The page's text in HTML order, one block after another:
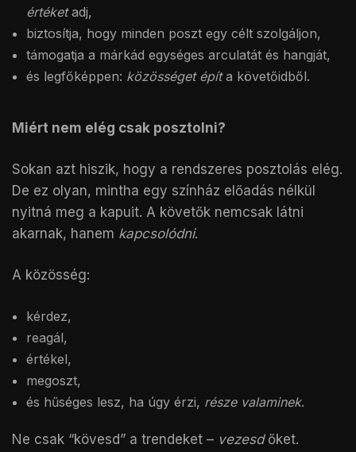
értéketadj,
biztosítja, hogy minden poszt egy célt szolgáljon,
támogatja a márkád egységes arculatát és hangját,
és legfőképpen: közösséget építa követőidből.
Miért nem elég csak posztolni?
Sokan azt hiszik, hogy a rendszeres posztolás elég.
De ez olyan, mintha egy színház előadás nélkül
nyitná meg a kapuit. A követők nemcsak látni
akarnak, hanem kapcsolódni.
A közösség:
kérdez,
reagál,
értékel,
megoszt,
és hűséges lesz, ha úgy érzi, része valaminek.
Ne csak “kövesd” a trendeket – vezesdőket.